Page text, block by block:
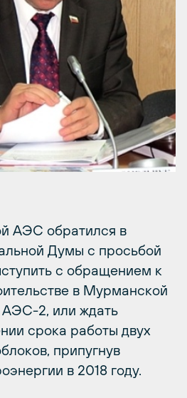
АЭС обратился в
Думы с просьбой
с обращением к
в Мурманской
АЭС-2, или ждать
срока работы двух
припугнув
в 2018 году.